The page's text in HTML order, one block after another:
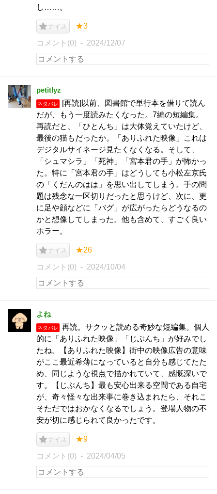
し……。
ナイス ★3
コメント(0) 2024/12/07
petitlyz
ネタバレ
[再読]以前、図書館で単行本を借りて読ん
だが、もう一度読みたくなった。7編の短編集。
再読だと、「ひとんち」は大体覚えていたけど、
最後の猫もだったか。「ありふれた映像」これは
デジタルサイネージ見たくなくなる。そして、
「シュマシラ」「死神」「宮本君の手」が怖かっ
た。特に「宮本君の手」はどうしても小松左京氏
の「くだんのはは」を思い出してしまう。手の問
題は残念な一区切りだったと思うけど、次に、更
に足や顔などに「バグ」が広がったらどうなるの
かと想像してしまった。他も含めて、すごく良い
ホラー。
ナイス ★26
コメント(0) 2024/10/04
よね
ネタバレ
再読。サクッと読める奇妙な短編集。個人
的に「ありふれた映像」「じぶんち」が好みでし
たね。【ありふれた映像】街中の映像広告の意味
がここ最近希薄になっていると自分も感じてたた
め、同じような視点で描かれていて、感慨深いで
す。【じぶんち】最も安心出来る空間である自宅
が、奇々怪々な出来事に巻き込まれたら、それこ
そただではおかなくなるでしょう。登場人物の不
安が切に感じられて良かったです。
ナイス ★9
コメント(0) 2024/04/05